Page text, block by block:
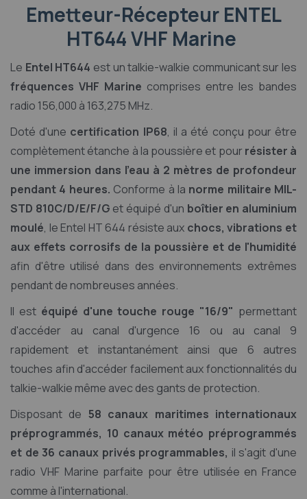
Emetteur-Récepteur ENTEL
HT644 VHF Marine
Le Entel HT644 est un talkie-walkie communicant sur les
fréquences VHF Marine comprises entre les bandes
radio 156,000 à 163,275 MHz.
Doté d'une certification IP68, il a été conçu pour être
complètement étanche à la poussière et pour résister à
une immersion dans l'eau à 2 mètres de profondeur
pendant 4 heures. Conforme à la norme militaire MIL-
STD 810C/D/E/F/G et équipé d'un boîtier en aluminium
moulé, le Entel HT 644 résiste aux chocs, vibrations et
aux effets corrosifs de la poussière et de l'humidité
afin d'être utilisé dans des environnements extrêmes
pendant de nombreuses années.
Il est équipé d'une touche rouge "16/9" permettant
d'accéder au canal d'urgence 16 ou au canal 9
rapidement et instantanément ainsi que 6 autres
touches afin d'accéder facilement aux fonctionnalités du
talkie-walkie même avec des gants de protection.
Disposant de 58 canaux maritimes internationaux
préprogrammés, 10 canaux météo préprogrammés
et de 36 canaux privés programmables, il s'agit d'une
radio VHF Marine parfaite pour être utilisée en France
comme à l'international.